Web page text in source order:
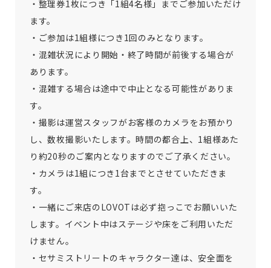
・整理券1枚につき「1組4名様」までご参加いただけ
ます。
・ご参加は1組様につき1回のみとなります。
・混雑状況により開始・終了時間が前後する場合が
あります。
・混雑する場合は途中で中止となる可能性がありま
す。
・撮影は運営スタッフがお客様のカメラをお預かり
し、数枚撮影いたします。時間の都合上、1組様あた
り約20秒のご案内となりますのでご了承ください。
・カメラは1組につき1台までとさせていただきま
す。
・一緒にご来店のLOVOTは必ず抱っこでお願いいた
します。イベント中はステージや床をご利用いただ
けません。
・セサミストリートのキャラクター達は、安全面を